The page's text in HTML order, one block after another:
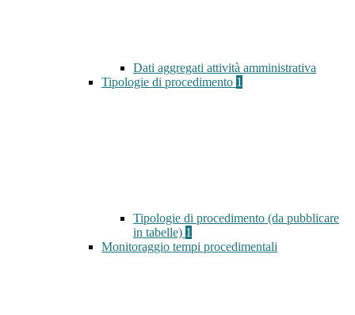
Dati aggregati attività amministrativa
Tipologie di procedimento 1
Tipologie di procedimento (da pubblicare
in tabelle) 1
Monitoraggio tempi procedimentali